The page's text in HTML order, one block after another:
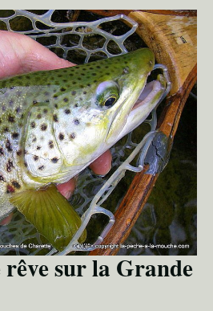
rêve sur la Grande